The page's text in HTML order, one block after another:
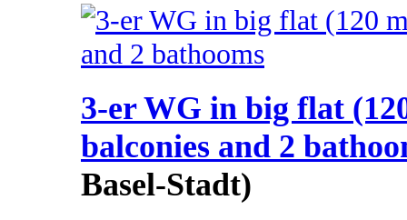
3-er WG in big flat
balconies and 2
Basel-Stadt)